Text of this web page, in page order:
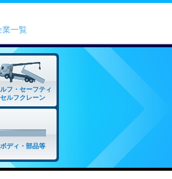
業一覧
フ・セーフティ
セルフクレーン
ボディ・部品等